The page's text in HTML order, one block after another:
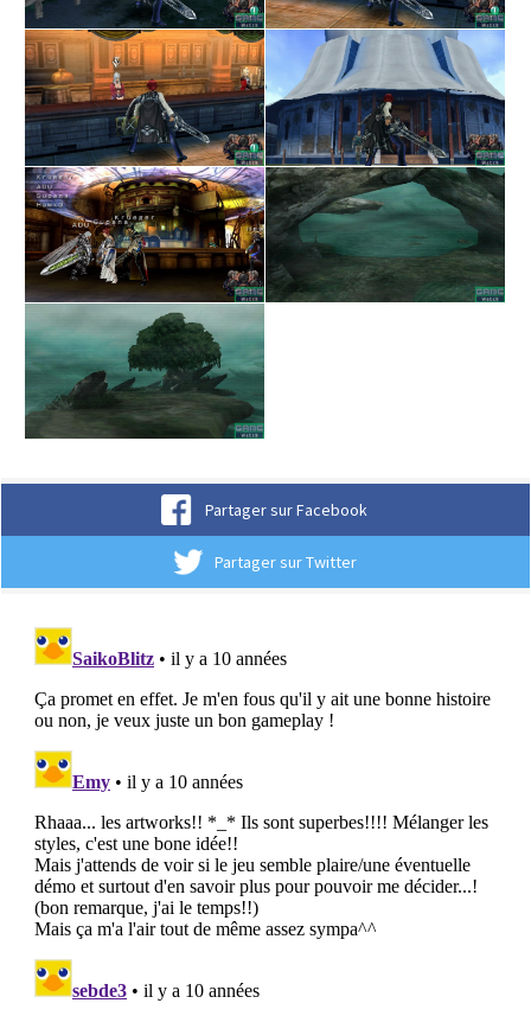
Partager sur Facebook
Partager sur Twitter